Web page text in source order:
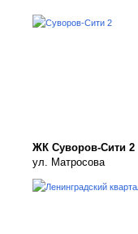
ЖК Суворов-Сити 2
ул. Матросова